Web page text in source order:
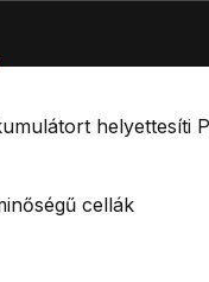
helyettesíti
cellák